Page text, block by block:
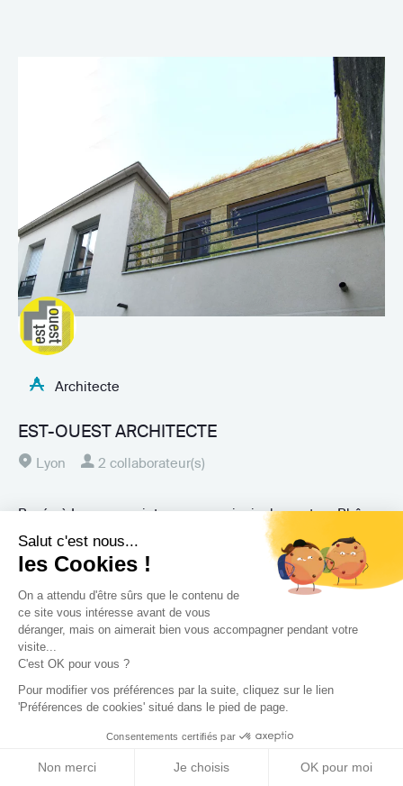
Salut c'est nous...
les Cookies !
On a attendu d'être sûrs que le contenu de
ce site vous intéresse avant de vous
déranger, mais on aimerait bien vous accompagner pendant votre
visite...
C'est OK pour vous ?
Pour modifier vos préférences par la suite, cliquez sur le lien
'Préférences de cookies' situé dans le pied de page.
Consentements certifiés par
Non merci Je choisis OK pour moi
Architecte
EST-OUEST ARCHITECTE
Lyon 2 collaborateur(s)
Basés à Lyon, nous intervenons principalement en Rhône-
Alpes et en Ile de France. Nous...
Fiche détaillée ➝